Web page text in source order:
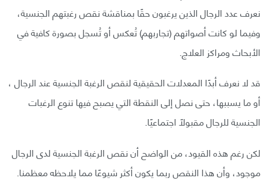
نعرف عدد الرجال الذين يرغبون حقًا بمناقشة نقص رغبتهم الجنسية،
وفيما لو كانت أصواتهم (تجاربهم) تُعكس أو تُسجل بصورة كافية في
الأبحاث ومراكز العلاج.
قد لا نعرف أبدًا المعدلات الحقيقية لنقص الرغبة الجنسية عند الرجال ،
أو ما يسببها، حتى نصل إلى النقطة التي يصبح فيها تنوع الرغبات
الجنسية للرجال مقبولًا اجتماعيًا.
لكن رغم هذه القيود، من الواضح أن نقص الرغبة الجنسية لدى الرجال
موجود، وأن هذا النقص ربما يكون أكثر شيوعًا مما يلاحظه معظمنا.